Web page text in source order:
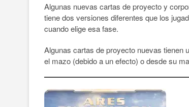
Algunas nuevas cartas de proyecto y
tiene dos versiones diferentes que los
cuando elige esa fase.
Algunas cartas de proyecto nuevas tienen
el mazo (debido a un efecto) o desde su